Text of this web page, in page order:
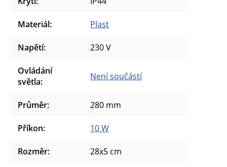
Materiál: Plast
Napětí: 230 V
Ovládání
světla: Není součástí
Průměr: 280 mm
Příkon: 10 W
Rozměr: 28x5 cm